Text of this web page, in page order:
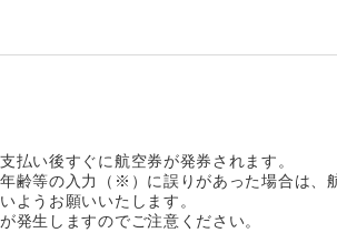
払い後すぐに航空券が発券されます。
齢等の入力（※）に誤りがあった場合は、
ようお願いいたします。
発生しますのでご注意ください。